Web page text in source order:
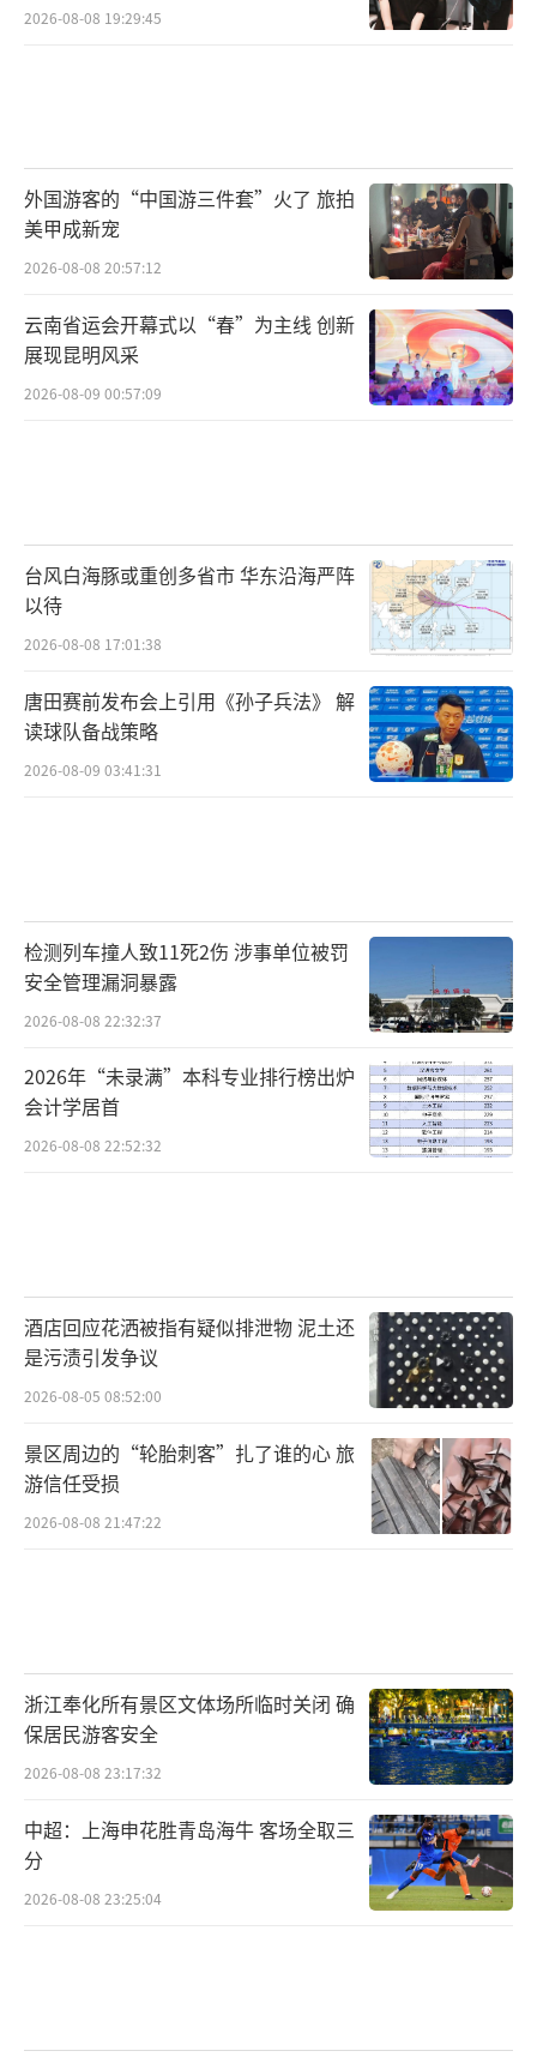
2026-08-08 19:29:45
外国游客的“中国游三件套”火了 旅拍
美甲成新宠
2026-08-08 20:57:12
云南省运会开幕式以“春”为主线 创新
展现昆明风采
2026-08-09 00:57:09
台风白海豚或重创多省市 华东沿海严阵
以待
2026-08-08 17:01:38
唐田赛前发布会上引用《孙子兵法》 解
读球队备战策略
2026-08-09 03:41:31
检测列车撞人致11死2伤 涉事单位被罚
安全管理漏洞暴露
2026-08-08 22:32:37
2026年“未录满”本科专业排行榜出炉
会计学居首
2026-08-08 22:52:32
酒店回应花洒被指有疑似排泄物 泥土还
是污渍引发争议
2026-08-05 08:52:00
景区周边的“轮胎刺客”扎了谁的心 旅
游信任受损
2026-08-08 21:47:22
浙江奉化所有景区文体场所临时关闭 确
保居民游客安全
2026-08-08 23:17:32
中超：上海申花胜青岛海牛 客场全取三
分
2026-08-08 23:25:04